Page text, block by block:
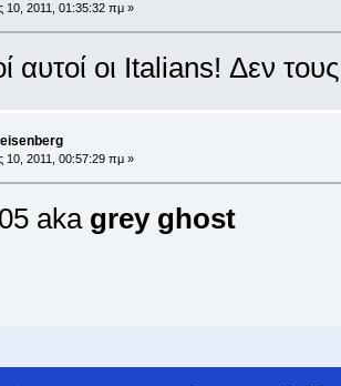
10, 2011, 01:35:32 πμ »
αυτοί οι Italians! Δεν
10, 2011, 00:57:29 πμ »
aka grey ghost